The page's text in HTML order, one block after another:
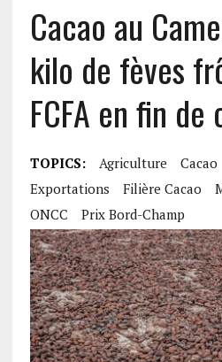
Cacao au
kilo de fèves
FCFA en fin de
TOPICS: Agriculture Cacao
Exportations
Filière Cacao
ONCC
Prix Bord-Champ